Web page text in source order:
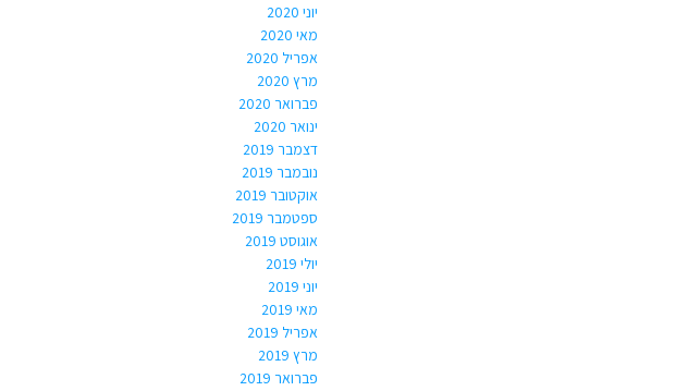
יוני 2020
מאי 2020
אפריל 2020
מרץ 2020
פברואר 2020
ינואר 2020
דצמבר 2019
נובמבר 2019
אוקטובר 2019
ספטמבר 2019
אוגוסט 2019
יולי 2019
יוני 2019
מאי 2019
אפריל 2019
מרץ 2019
פברואר 2019